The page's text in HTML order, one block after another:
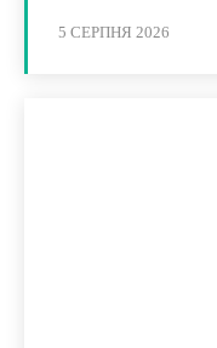
5 СЕРПНЯ 2026